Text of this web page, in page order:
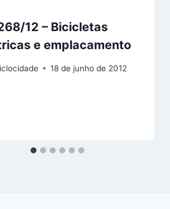
12 – Bicicletas
e emplacamento
18 de junho de 2012